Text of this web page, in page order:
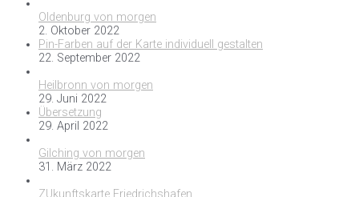
Oldenburg von morgen
2. Oktober 2022
Pin-Farben auf der Karte individuell gestalten
22. September 2022
Heilbronn von morgen
29. Juni 2022
Übersetzung
29. April 2022
Gilching von morgen
31. März 2022